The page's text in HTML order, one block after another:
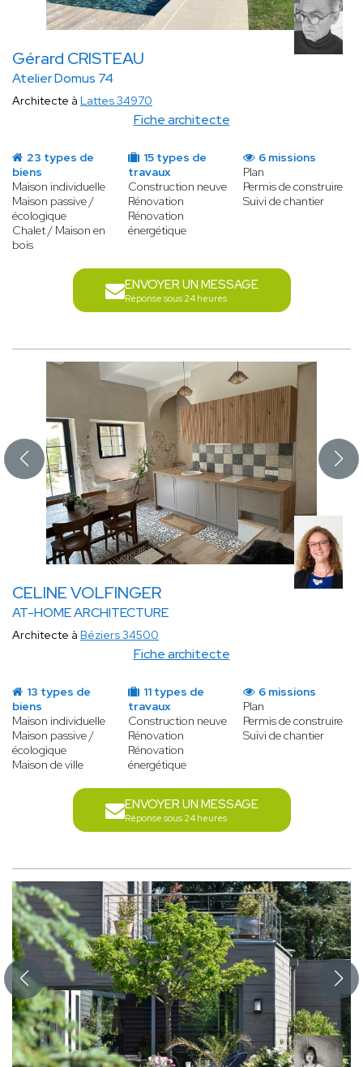
Gérard CRISTEAU
Atelier Domus 74
Fiche architecte
Architecte à Lattes 34970
23 types de
biens
Maison individuelle
Maison passive /
écologique
Chalet / Maison en
bois
15 types de
travaux
Construction neuve
Rénovation
Rénovation
énergétique
6 missions
Plan
Permis de construire
Suivi de chantier
ENVOYER UN MESSAGE
Réponse sous 24 heures
CELINE VOLFINGER
AT-HOME ARCHITECTURE
Fiche architecte
Architecte à Béziers 34500
13 types de
biens
Maison individuelle
Maison passive /
écologique
Maison de ville
11 types de
travaux
Construction neuve
Rénovation
Rénovation
énergétique
6 missions
Plan
Permis de construire
Suivi de chantier
ENVOYER UN MESSAGE
Réponse sous 24 heures